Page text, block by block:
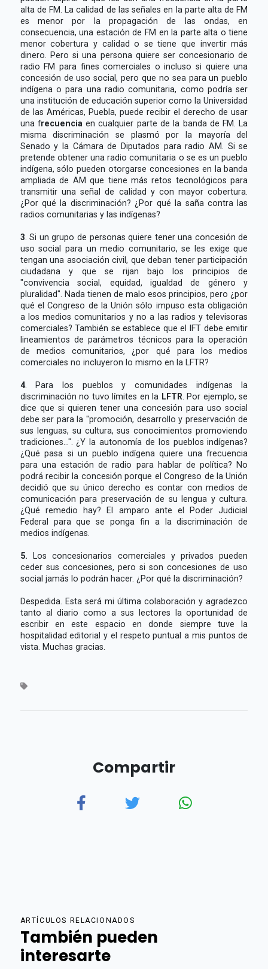
alta de FM. La calidad de las señales en la parte alta de FM
es menor por la propagación de las ondas, en
consecuencia, una estación de FM en la parte alta o tiene
menor cobertura y calidad o se tiene que invertir más
dinero. Pero si una persona quiere ser concesionario de
radio FM para fines comerciales o incluso si quiere una
concesión de uso social, pero que no sea para un pueblo
indígena o para una radio comunitaria, como podría ser
una institución de educación superior como la Universidad
de las Américas, Puebla, puede recibir el derecho de usar
una frecuencia en cualquier parte de la banda de FM. La
misma discriminación se plasmó por la mayoría del
Senado y la Cámara de Diputados para radio AM. Si se
pretende obtener una radio comunitaria o se es un pueblo
indígena, sólo pueden otorgarse concesiones en la banda
ampliada de AM que tiene más retos tecnológicos para
transmitir una señal de calidad y con mayor cobertura.
¿Por qué la discriminación? ¿Por qué la saña contra las
radios comunitarias y las indígenas?
3 . Si un grupo de personas quiere tener una concesión de
uso social para un medio comunitario, se les exige que
tengan una asociación civil, que deban tener participación
ciudadana y que se rijan bajo los principios de
"convivencia social, equidad, igualdad de género y
pluralidad". Nada tienen de malo esos principios, pero ¿por
qué el Congreso de la Unión sólo impuso esta obligación
a los medios comunitarios y no a las radios y televisoras
comerciales? También se establece que el IFT debe emitir
lineamientos de parámetros técnicos para la operación
de medios comunitarios, ¿por qué para los medios
comerciales no incluyeron lo mismo en la LFTR?
4. Para los pueblos y comunidades indígenas la
discriminación no tuvo límites en la LFTR . Por ejemplo, se
dice que si quieren tener una concesión para uso social
debe ser para la "promoción, desarrollo y preservación de
sus lenguas, su cultura, sus conocimientos promoviendo
tradiciones...". ¿Y la autonomía de los pueblos indígenas?
¿Qué pasa si un pueblo indígena quiere una frecuencia
para una estación de radio para hablar de política? No
podrá recibir la concesión porque el Congreso de la Unión
decidió que su único derecho es contar con medios de
comunicación para preservación de su lengua y cultura.
¿Qué remedio hay? El amparo ante el Poder Judicial
Federal para que se ponga fin a la discriminación de
medios indígenas.
5. Los concesionarios comerciales y privados pueden
ceder sus concesiones, pero si son concesiones de uso
social jamás lo podrán hacer. ¿Por qué la discriminación?
Despedida. Esta será mi última colaboración y agradezco
tanto al diario como a sus lectores la oportunidad de
escribir en este espacio en donde siempre tuve la
hospitalidad editorial y el respeto puntual a mis puntos de
vista. Muchas gracias.
Compartir
ARTÍCULOS RELACIONADOS
También pueden
interesarte